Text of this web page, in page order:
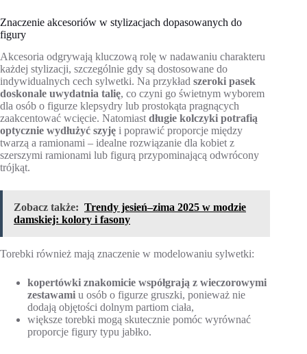
Znaczenie akcesoriów w stylizacjach dopasowanych do
figury
Akcesoria odgrywają kluczową rolę w nadawaniu charakteru
każdej stylizacji, szczególnie gdy są dostosowane do
indywidualnych cech sylwetki. Na przykład szeroki pasek
doskonale uwydatnia talię, co czyni go świetnym wyborem
dla osób o figurze klepsydry lub prostokąta pragnących
zaakcentować wcięcie. Natomiastdługie kolczyki potrafią
optycznie wydłużyć szyję i poprawić proporcje między
twarzą a ramionami – idealne rozwiązanie dla kobiet z
szerszymi ramionami lub figurą przypominającą odwrócony
trójkąt.
Zobacz także: Trendy jesień–zima 2025 w modzie
damskiej: kolory i fasony
Torebki również mają znaczenie w modelowaniu sylwetki:
kopertówki znakomicie współgrają z wieczorowymi
zestawami u osób o figurze gruszki, ponieważ nie
dodają objętości dolnym partiom ciała,
większe torebki mogą skutecznie pomóc wyrównać
proporcje figury typu jabłko.